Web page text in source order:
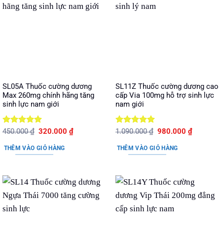
SL05A Thuốc cường dương
Max 260mg chính hãng tăng
sinh lực nam giới
Được xếp
sao
450.000₫ Giá
là:
450.000 ₫.
320.000₫Giá
THÊM VÀO GIỎ HÀNG
SL11Z Thuốc cường dương cao
cấp Via 100mg hỗ trợ sinh lực
nam giới
Được xếp
sao
1.090.000₫ Giá
là:
1.090.000 ₫.
980.000₫Giá
THÊM VÀO GIỎ HÀNG